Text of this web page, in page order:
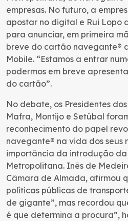
empresas. No futuro, a
apostar no digital e Rui Lopo
para anunciar, em primeira
breve do cartão navegante®
Mobile. “Estamos a entrar
podermos em breve
do cartão”.
No debate, os Presidentes
Mafra, Montijo e Setúbal
reconhecimento do papel
navegante® na vida dos seus
importância da introdução
Metropolitana. Inês de
Câmara de Almada, afirmou
políticas públicas de
de gigante”, mas recordou
é que determina a procura”,